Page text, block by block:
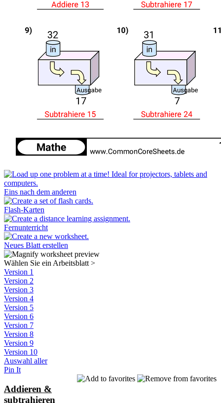
Eins nach dem anderen
Flash-Karten
Fernunterricht
Neues Blatt erstellen
Wählen Sie ein Arbeitsblatt >
Version 1
Version 2
Version 3
Version 4
Version 5
Version 6
Version 7
Version 8
Version 9
Version 10
Auswahl aller
Pin It
Addieren &
subtrahieren